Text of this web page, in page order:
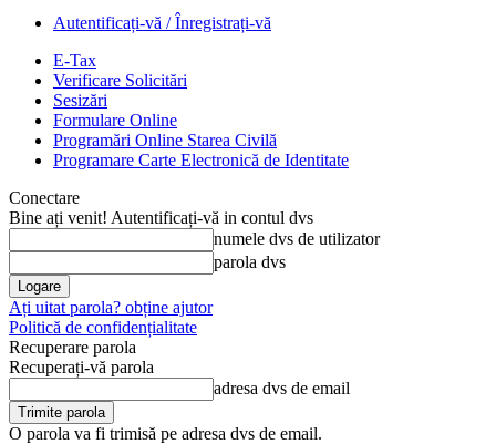
Autentificați-vă / Înregistrați-vă
E-Tax
Verificare Solicitări
Sesizări
Formulare Online
Programări Online Starea Civilă
Programare Carte Electronică de Identitate
Conectare
Bine ați venit! Autentificați-vă in contul dvs
numele dvs de utilizator
parola dvs
Ați uitat parola? obține ajutor
Politică de confidențialitate
Recuperare parola
Recuperați-vă parola
adresa dvs de email
O parola va fi trimisă pe adresa dvs de email.